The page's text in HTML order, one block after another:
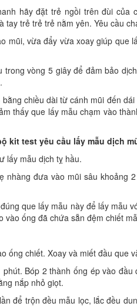
hãy đặt trẻ ngồi trên đùi của
tay trẻ trẻ trẻ nằm yên. Yêu cầu
mũi, vừa đẩy vừa xoay giúp
trong vòng 5 giây để đảm bảo
chiều dài từ cánh mũi đến
thấy que lấy mẫu chạm vào
kit test yêu cầu lấy mẫu dịch
lấy mẫu dịch tỵ hầu.
nhàng đưa vào mũi sâu khoảng
que lấy mẫu này để lấy mẫu
vào ống đã chứa sẵn đệm chiết
ống chiết. Xoay và miết đầu que
Bóp 2 thành ống ép vào
nắp nhỏ giọt.
để trộn đều mẫu lọc, lắc đều